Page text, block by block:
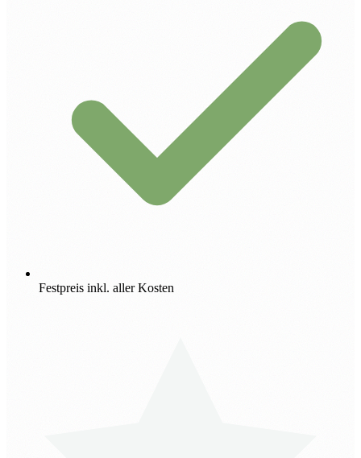
Festpreis inkl. aller Kosten